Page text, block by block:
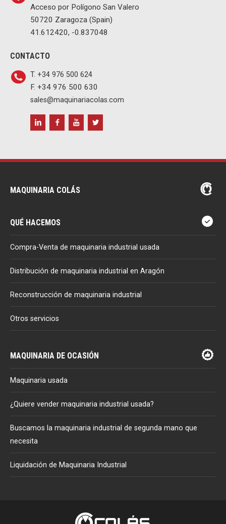
Acceso por Polígono San Valero
50720 Zaragoza (Spain)
41.612420, -0.837048
CONTACTO
T. +34 976 500 624
F. +34 976 500 630
sales@maquinariacolas.com
MAQUINARIA COLÁS
QUÉ HACEMOS
Compra-Venta de maquinaria industrial usada
Distribución de maquinaria industrial en Aragón
Reconstrucción de maquinaria industrial
Otros servicios
MAQUINARIA DE OCASIÓN
Maquinaria usada
¿Quiere vender maquinaria industrial usada?
Buscamos la maquinaria industrial de segunda mano que
necesita
Liquidación de Maquinaria Industrial